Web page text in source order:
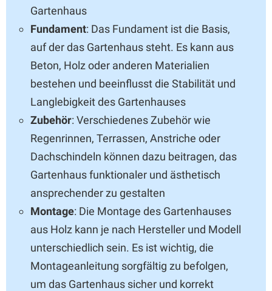
Gartenhaus
Fundament: Das Fundament ist die Basis,
auf der das Gartenhaus steht. Es kann aus
Beton, Holz oder anderen Materialien
bestehen und beeinflusst die Stabilität und
Langlebigkeit des Gartenhauses
Zubehör: Verschiedenes Zubehör wie
Regenrinnen, Terrassen, Anstriche oder
Dachschindeln können dazu beitragen, das
Gartenhaus funktionaler und ästhetisch
ansprechender zu gestalten
Montage: Die Montage des Gartenhauses
aus Holz kann je nach Hersteller und Modell
unterschiedlich sein. Es ist wichtig, die
Montageanleitung sorgfältig zu befolgen,
um das Gartenhaus sicher und korrekt